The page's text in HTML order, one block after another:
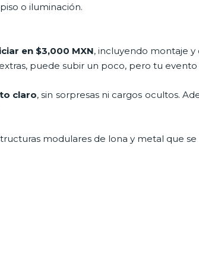
o iluminación.
en $3,000 MXN, incluyendo montaje y
puede subir un poco, pero tu
claro, sin sorpresas ni cargos ocultos.
modulares de lona y metal que se